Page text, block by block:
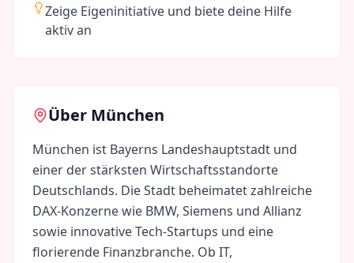
Zeige Eigeninitiative und biete deine Hilfe
aktiv an
Über München
München ist Bayerns Landeshauptstadt und
einer der stärksten Wirtschaftsstandorte
Deutschlands. Die Stadt beheimatet zahlreiche
DAX-Konzerne wie BMW, Siemens und Allianz
sowie innovative Tech-Startups und eine
florierende Finanzbranche. Ob IT,